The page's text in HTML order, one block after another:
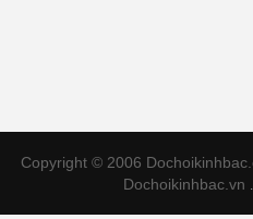
Copyright © 2006
Dochoikinhbac.vn .